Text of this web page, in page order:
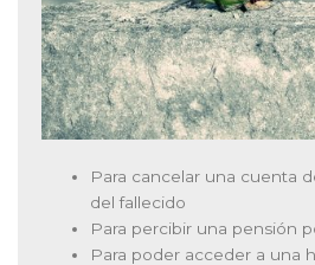
Para cancelar una cuenta
del fallecido
Para percibir una pensión
Para poder acceder a una